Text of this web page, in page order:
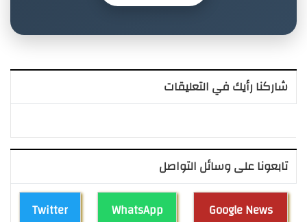
شاركنا رأيك في التعليقات
تابعونا على وسائل التواصل
Twitter WhatsApp Google News